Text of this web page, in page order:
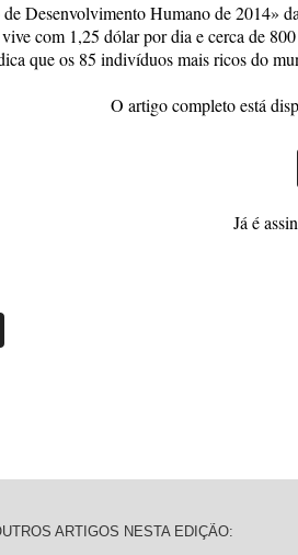
Desenvolvimento Humano de 2014»
com 1,25 dólar por dia e cerca de
que os 85 indivíduos mais ricos do
O artigo completo está
Já é
ARTIGOS NESTA EDIÇÃO: